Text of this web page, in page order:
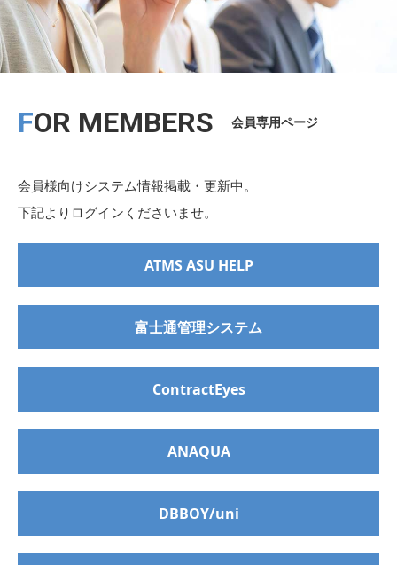
FOR MEMBERS 会員専用ページ
会員様向けシステム情報掲載・更新中。
下記よりログインくださいませ。
ATMS ASU HELP
富士通管理システム
ContractEyes
ANAQUA
DBBOY/uni